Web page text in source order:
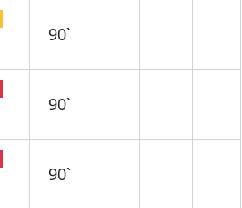
90`
90`
90`